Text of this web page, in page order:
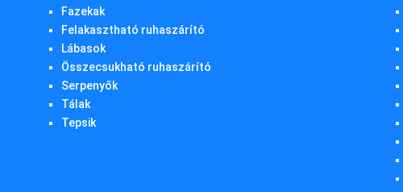
Fazekak
Felakasztható ruhaszárító
Lábasok
Összecsukható ruhaszárító
Serpenyők
Tálak
Tepsik